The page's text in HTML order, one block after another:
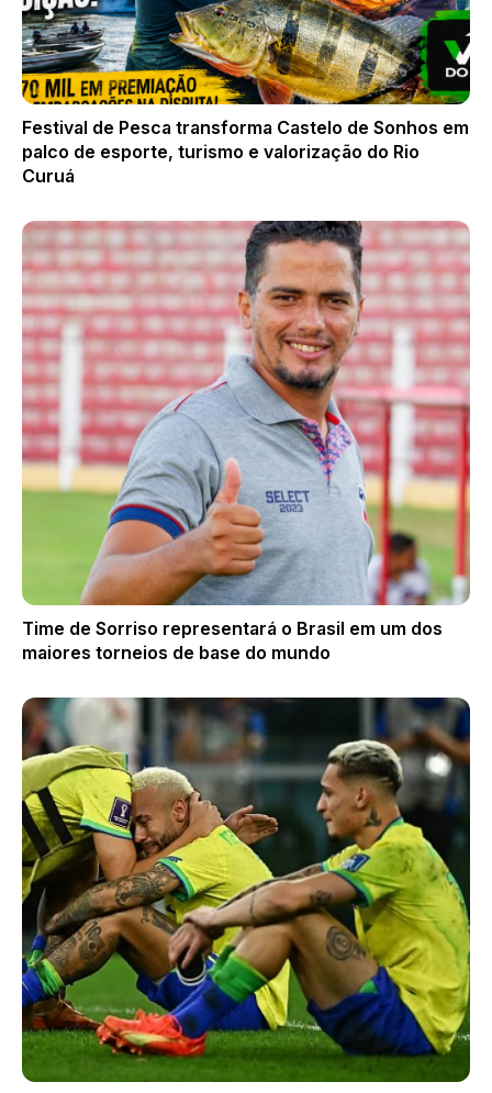
Festival de Pesca transforma Castelo de Sonhos em
palco de esporte, turismo e valorização do Rio
Curuá
Time de Sorriso representará o Brasil em um dos
maiores torneios de base do mundo